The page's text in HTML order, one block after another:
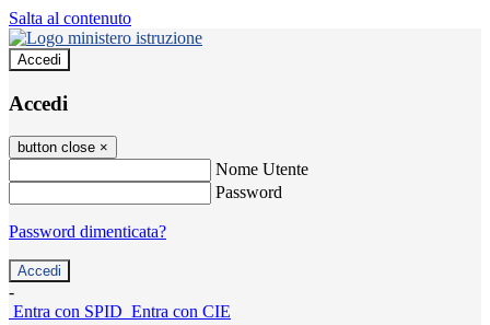
Salta al contenuto
Accedi
Accedi
button close ×
Nome Utente
Password
Password dimenticata?
-
Entra con SPID Entra con CIE